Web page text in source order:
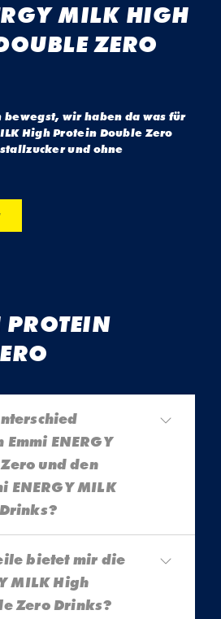
MILK HIGH
ZERO
bewegst, wir haben da was für
High Protein Double Zero
und ohne
ENERGY
und den
ENERGY MILK
die anderen Drinks
Neu ist der Double Zero
Süssungsmittel und mit
bietet mir die
MILK High
Zero Drinks?